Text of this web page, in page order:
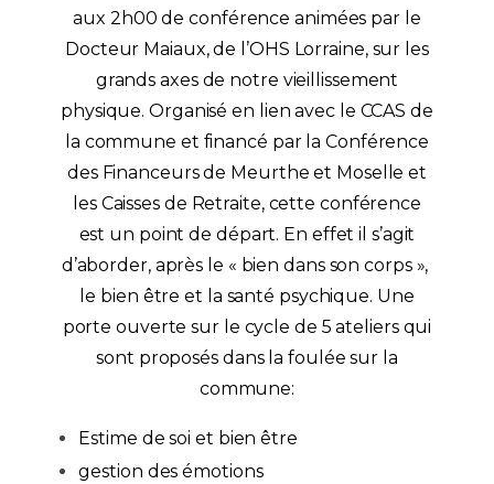
aux 2h00 de conférence animées par le
Docteur Maiaux, de l’OHS Lorraine, sur les
grands axes de notre vieillissement
physique. Organisé en lien avec le CCAS de
la commune et financé par la Conférence
des Financeurs de Meurthe et Moselle et
les Caisses de Retraite, cette conférence
est un point de départ. En effet il s’agit
d’aborder, après le « bien dans son corps »,
le bien être et la santé psychique. Une
porte ouverte sur le cycle de 5 ateliers qui
sont proposés dans la foulée sur la
commune:
Estime de soi et bien être
gestion des émotions